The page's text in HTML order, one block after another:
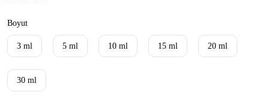
Boyut
3 ml 5 ml 10 ml 15 ml 20 ml
30 ml